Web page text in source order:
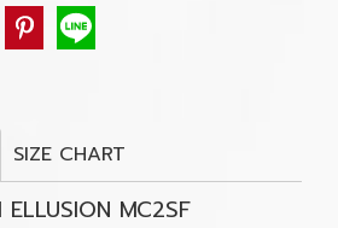
SIZE CHART
MC2SF